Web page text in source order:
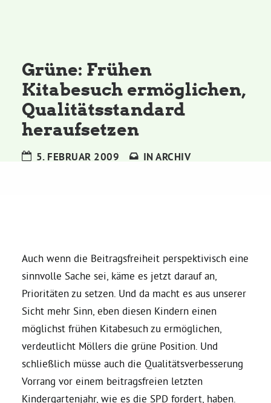
Grünes Zentrum
Personen
Sylvia Rietenberg, MdB
Robin Korte, MdL
Daniel Freund, MdEP
Grüne im Rathaus
Grüne: Frühen
Kitabesuch ermöglichen,
Qualitätsstandard
heraufsetzen
5. FEBRUAR 2009 INARCHIV
Auch wenn die Beitragsfreiheit perspektivisch eine
sinnvolle Sache sei, käme es jetzt darauf an,
Prioritäten zu setzen. Und da macht es aus unserer
Sicht mehr Sinn, eben diesen Kindern einen
möglichst frühen Kitabesuch zu ermöglichen,
verdeutlicht Möllers die grüne Position. Und
schließlich müsse auch die Qualitätsverbesserung
Vorrang vor einem beitragsfreien letzten
Kindergartenjahr, wie es die SPD fordert, haben.